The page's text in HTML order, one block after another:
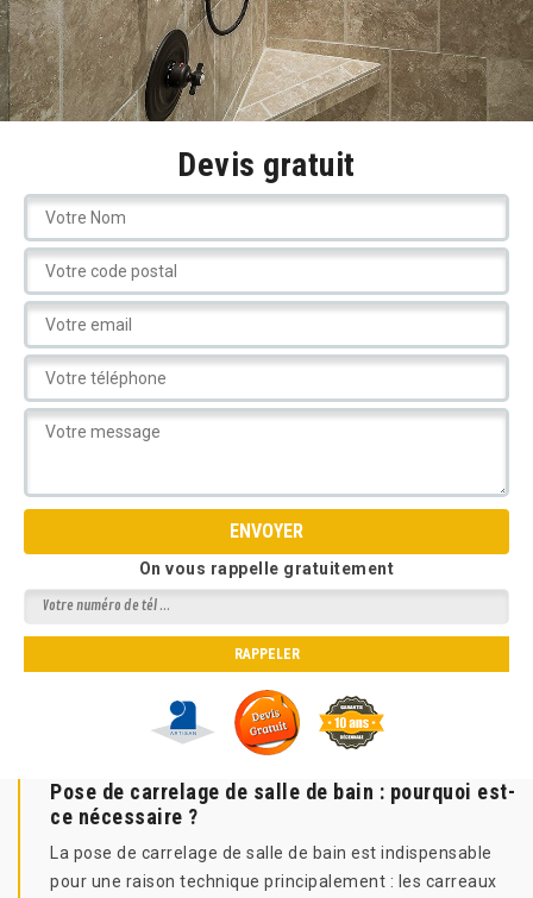
Devis gratuit
On vous rappelle gratuitement
Pose de carrelage de salle de bain : pourquoi est-
ce nécessaire ?
La pose de carrelage de salle de bain est indispensable
pour une raison technique principalement : les carreaux